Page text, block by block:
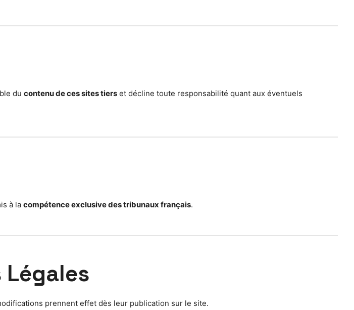
du contenu de ces sites tiers et décline toute responsabilité quant aux éventuels
à la compétence exclusive des tribunaux français.
prennent effet dès leur publication sur le site.